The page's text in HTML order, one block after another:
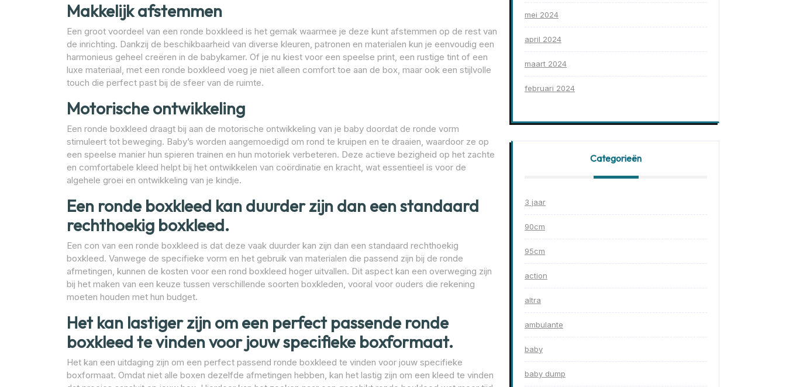
Makkelijk afstemmen
Een groot voordeel van een ronde boxkleed is het gemak waarmee je deze kunt afstemmen op de rest van
de inrichting. Dankzij de beschikbaarheid van diverse kleuren, patronen en materialen kun je eenvoudig een
harmonieus geheel creëren in de babykamer. Of je nu kiest voor een speelse print, een rustige tint of een
luxe materiaal, met een ronde boxkleed voeg je niet alleen comfort toe aan de box, maar ook een stijlvolle
touch die perfect past bij de sfeer van de ruimte.
Motorische ontwikkeling
Een ronde boxkleed draagt bij aan de motorische ontwikkeling van je baby doordat de ronde vorm
stimuleert tot beweging. Baby’s worden aangemoedigd om rond te kruipen en te draaien, waardoor ze op
een speelse manier hun spieren trainen en hun motoriek verbeteren. Deze actieve bezigheid op het zachte
en comfortabele kleed helpt bij het ontwikkelen van coördinatie en kracht, wat essentieel is voor de
algehele groei en ontwikkeling van je kindje.
Een ronde boxkleed kan duurder zijn dan een standaard
rechthoekig boxkleed.
Een con van een ronde boxkleed is dat deze vaak duurder kan zijn dan een standaard rechthoekig
boxkleed. Vanwege de specifieke vorm en het gebruik van materialen die passend zijn bij de ronde
afmetingen, kunnen de kosten voor een rond boxkleed hoger uitvallen. Dit aspect kan een overweging zijn
bij het maken van een keuze tussen verschillende soorten boxkleden, vooral voor ouders die rekening
moeten houden met hun budget.
Het kan lastiger zijn om een perfect passende ronde
boxkleed te vinden voor jouw specifieke boxformaat.
Het kan een uitdaging zijn om een perfect passend ronde boxkleed te vinden voor jouw specifieke
boxformaat. Omdat niet alle boxen dezelfde afmetingen hebben, kan het lastig zijn om een kleed te vinden
mei 2024
april 2024
maart 2024
februari 2024
Categorieën
3 jaar
90cm
95cm
action
altra
ambulante
baby
baby dump